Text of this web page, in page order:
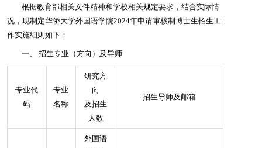
根据教育部相关文件精神和学校相关规定要求，结合实际情
况，现制定华侨大学外国语学院2024年申请审核制博士生招生工
作实施细则如下：
一、招生专业（方向）及导师
专业代
码
专业
名称
研究方
向
及招生
人数
招生导师及邮箱
外国语